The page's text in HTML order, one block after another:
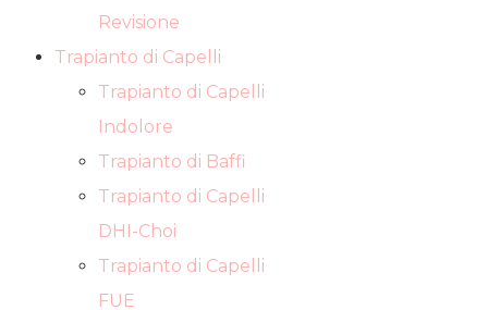
Revisione
Trapianto di Capelli
Trapianto di Capelli
Indolore
Trapianto di Baffi
Trapianto di Capelli
DHI-Choi
Trapianto di Capelli
FUE